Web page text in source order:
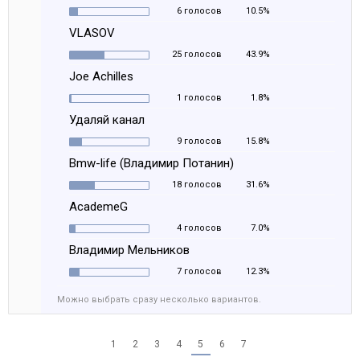
6 голосов 10.5%
VLASOV
25 голосов 43.9%
Joe Achilles
1 голосов 1.8%
Удаляй канал
9 голосов 15.8%
Bmw-life (Владимир Потанин)
18 голосов 31.6%
AcademeG
4 голосов 7.0%
Владимир Мельников
7 голосов 12.3%
Можно выбрать сразу несколько вариантов.
1 2 3 4 5 6 7